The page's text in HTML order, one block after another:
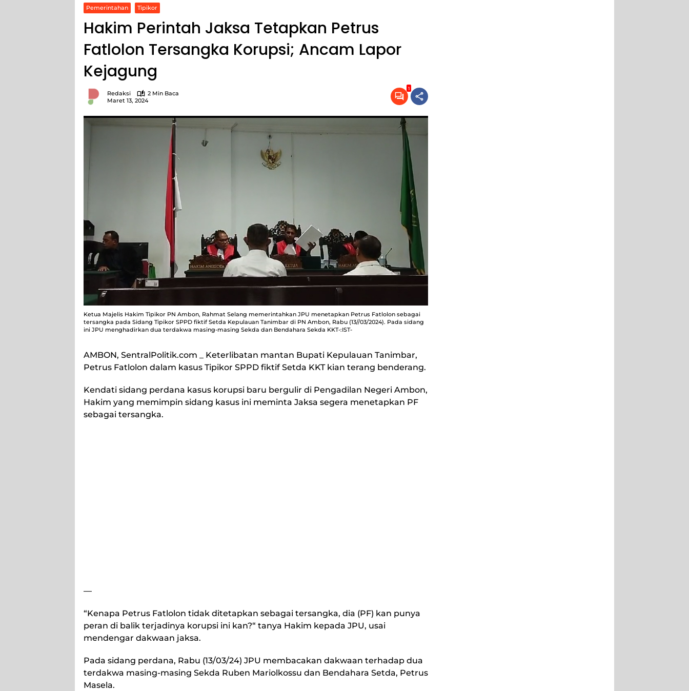
Pemerintahan Tipikor
Hakim Perintah Jaksa Tetapkan Petrus
Fatlolon Tersangka Korupsi; Ancam Lapor
Kejagung
Redaksi
2 Min Baca
Maret 13, 2024
1
Ketua Majelis Hakim Tipikor PN Ambon, Rahmat Selang memerintahkan JPU menetapkan Petrus Fatlolon sebagai
tersangka pada Sidang Tipikor SPPD fiktif Setda Kepulauan Tanimbar di PN Ambon, Rabu (13//03/2024). Pada sidang
ini JPU menghadirkan dua terdakwa masing-masing Sekda dan Bendahara Sekda KKT-:IST-
AMBON, SentralPolitik.com _ Keterlibatan mantan Bupati Kepulauan Tanimbar,
Petrus Fatlolon dalam kasus Tipikor SPPD fiktif Setda KKT kian terang benderang.
Kendati sidang perdana kasus korupsi baru bergulir di Pengadilan Negeri Ambon,
Hakim yang memimpin sidang kasus ini meminta Jaksa segera menetapkan PF
sebagai tersangka.
—
“Kenapa Petrus Fatlolon tidak ditetapkan sebagai tersangka, dia (PF) kan punya
peran di balik terjadinya korupsi ini kan?“ tanya Hakim kepada JPU, usai
mendengar dakwaan jaksa.
Pada sidang perdana, Rabu (13/03/24) JPU membacakan dakwaan terhadap dua
terdakwa masing-masing Sekda Ruben Mariolkossu dan Bendahara Setda, Petrus
Masela.